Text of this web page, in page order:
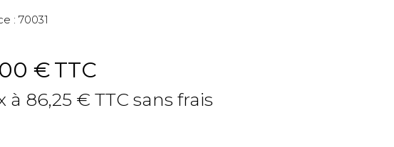
: 70031
€TTC
à 86,25 € TTC sans frais